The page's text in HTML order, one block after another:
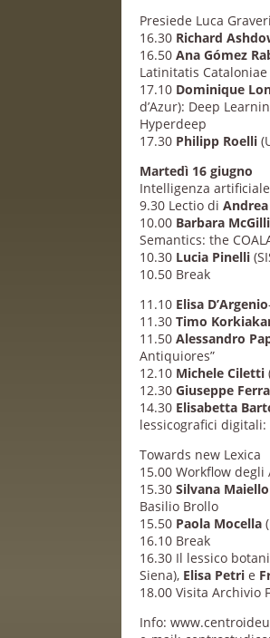
Presiede Luca
16.30 Richard
16.50Ana Gómez
Latinitatis Cataloniae
17.10 Dominique
d’Azur): Deep
Hyperdeep
17.30 Philipp Roelli
Martedì 16 giugno
Intelligenza
9.30 Lectio di
10.00 Barbara
Semantics: the
10.30 Lucia Pinelli
10.50 Break
11.10 Elisa D’Argenio
11.30Timo
11.50Alessandro
Antiquiores”
12.10 Michele Ciletti
12.30Giuseppe
14.30 Elisabetta
lessicografici
Towards new Lexica
15.00 Workflow
15.30Silvana Maiello
Basilio Brollo
15.50 Paola Mocella
16.10 Break
16.30 Il lessico
Siena), Elisa Petri e
18.00 Visita Archivio
Info: